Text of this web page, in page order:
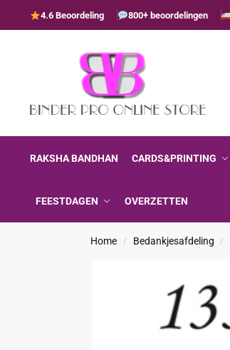
4.6 Beoordeling 800+ beoordelingen
RAKSHA BANDHAN CARDS&PRINTING
FEESTDAGEN OVERZETTEN
Home / Bedankjesafdeling /